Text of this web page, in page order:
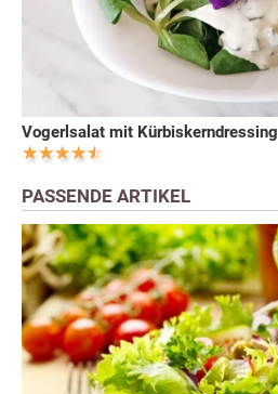
Vogerlsalat mit Kürbiskerndressing
PASSENDE ARTIKEL